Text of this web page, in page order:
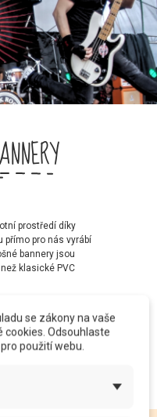
prostředí díky
přímo pro nás vyrábí
bannery jsou
klasické PVC
se zákony na vaše
cookies. Odsouhlaste
použití webu.